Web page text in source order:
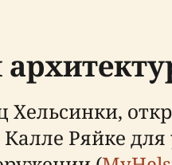
Хельсинки,
Ряйке